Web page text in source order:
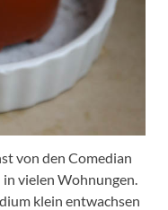
von den Comedian
vielen Wohnungen.
klein entwachsen